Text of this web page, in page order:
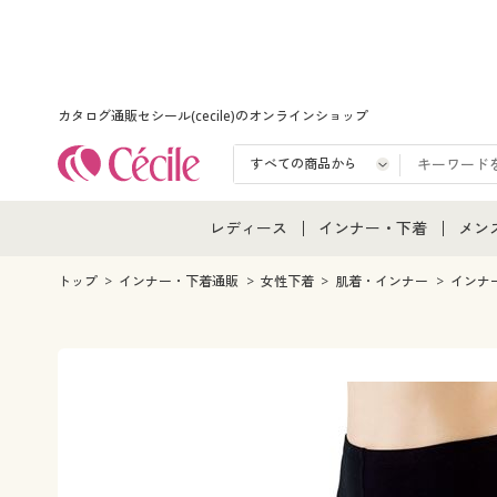
カタログ通販セシール(cecile)のオンラインショップ
レディース
レディース通販すべて
インナー・下着
インナー・下着通販すべ
メンズ下着
ジュニア・ティーンズ下
メン
メン
メン
トップ インナー・下着通販 女性下着 肌着・インナー インナ